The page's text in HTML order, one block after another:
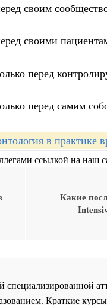
своим
своими
перед
перед самим
в практике
ссылкой на наш
Какие
специализированной
Краткие